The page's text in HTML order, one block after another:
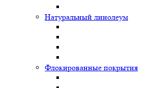
Натуральный линолеум
Флокированные покрытия